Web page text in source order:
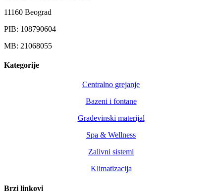
11160 Beograd
PIB: 108790604
MB: 21068055
Kategorije
Centralno grejanje
Bazeni i fontane
Građevinski materijal
Spa & Wellness
Zalivni sistemi
Klimatizacija
Brzi linkovi